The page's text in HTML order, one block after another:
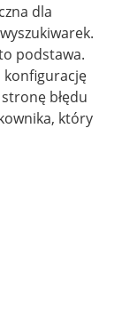
dla
podstawa.
konfigurację
błędu
który